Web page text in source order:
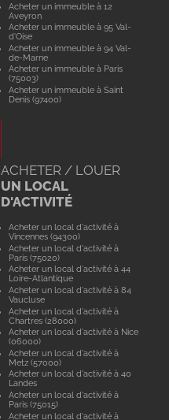
Acheter un immeuble à 12
Aveyron
Acheter un immeuble à 95 Val-
d'Oise
Acheter un immeuble à 94 Val-
de-Marne
Acheter un immeuble à Paris
(75003)
Acheter un immeuble à Saint
Denis (97400)
ACHETER / LOUER
UN LOCAL
D'ACTIVITÉ
Acheter un local d'activité à
Vincennes (94300)
Acheter un local d'activité à
Paris (75020)
Acheter un local d'activité à 44
Loire-Atlantique
Acheter un local d'activité à 84
Vaucluse
Acheter un local d'activité à
Chartres (28000)
Acheter un local d'activité à Nice
(06000)
Acheter un local d'activité à
Metz (57000)
Acheter un local d'activité à 40
Landes
Acheter un local d'activité à
Paris (75015)
Acheter un local d'activité à